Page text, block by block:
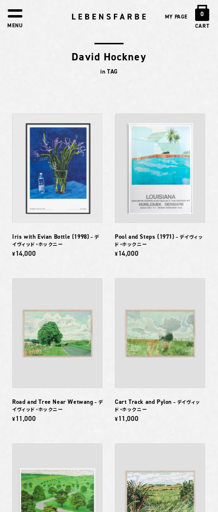
MY PAGE 0
CART
MENU
David Hockney
in TAG
Iris with Evian Bottle (1998) – デ
イヴィッド・ホックニー
¥14,000
Pool and Steps (1971) – デイヴィッ
ド・ホックニー
¥14,000
Road and Tree Near Wetwang – デ
イヴィッド・ホックニー
¥11,000
Cart Track and Pylon – デイヴィッ
ド・ホックニー
¥11,000